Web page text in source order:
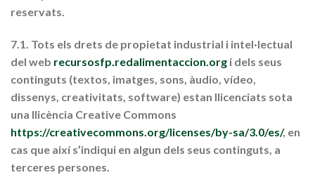
reservats.
7.1. Tots els drets de propietat industrial i intel·lectual
del web recursosfp.redalimentaccion.org i dels seus
continguts (textos, imatges, sons, àudio, vídeo,
dissenys, creativitats, software) estan llicenciats sota
una llicència Creative Commons
https://creativecommons.org/licenses/by-sa/3.0/es/, en
cas que així s’indiqui en algun dels seus continguts, a
terceres persones.